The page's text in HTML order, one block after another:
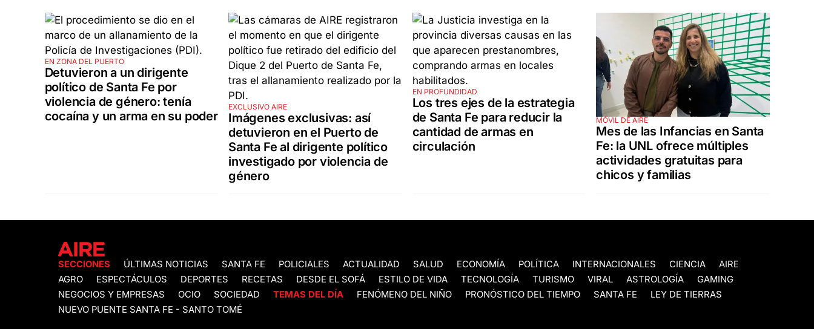
EN ZONA DEL PUERTO
Detuvieron a un dirigente
político de Santa Fe por
violencia de género: tenía
cocaína y un arma en su poder
EXCLUSIVO AIRE
Imágenes exclusivas: así
detuvieron en el Puerto de
Santa Fe al dirigente político
investigado por violencia de
género
EN PROFUNDIDAD
Los tres ejes de la estrategia
de Santa Fe para reducir la
cantidad de armas en
circulación
MÓVIL DE AIRE
Mes de las Infancias en Santa
Fe: la UNL ofrece múltiples
actividades gratuitas para
chicos y familias
SECCIONES ÚLTIMAS NOTICIAS SANTA FE POLICIALES ACTUALIDAD SALUD ECONOMÍA POLÍTICA INTERNACIONALES CIENCIA
AIRE
AGRO
ESPECTÁCULOS DEPORTES RECETAS DESDE EL SOFÁ ESTILO DE VIDA TECNOLOGÍA TURISMO VIRAL ASTROLOGÍA
GAMING
NEGOCIOS Y EMPRESAS
OCIO SOCIEDAD TEMAS DEL DÍA FENÓMENO DEL NIÑO PRONÓSTICO DEL TIEMPO SANTA FE
LEY DE TIERRAS
NUEVO PUENTE SANTA FE - SANTO TOMÉ